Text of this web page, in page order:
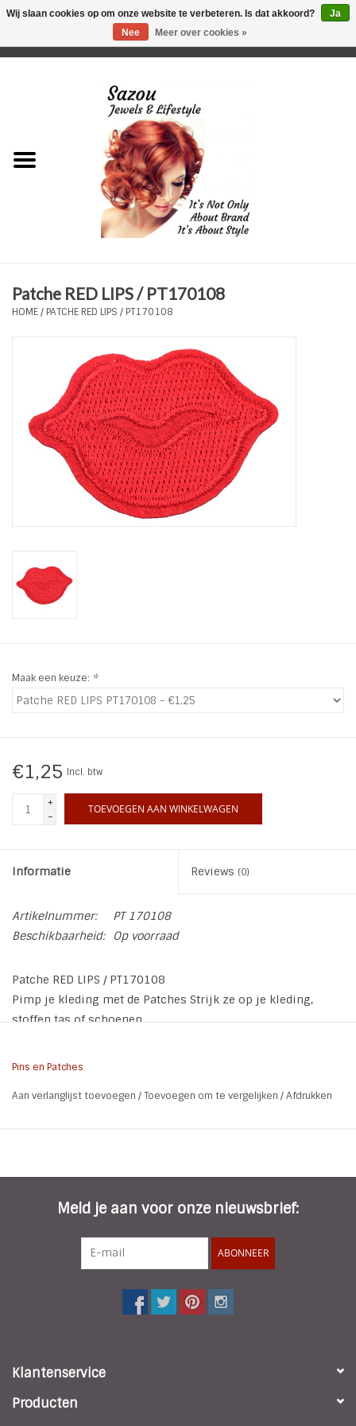
Just for Him
Plus Size Sieraden
Tassen en meer
Haaraccesoires
Zonnebrillen
ON THE BEACH
LIFESTYLE PRODUCTEN
Patche RED LIPS / PT170108
HOME/ PATCHE RED LIPS / PT170108
Maak een keuze: *
€1,25 Incl. btw
+
-
TOEVOEGEN AAN WINKELWAGEN
Informatie Reviews (0)
Artikelnummer:
PT 170108
Beschikbaarheid:
Op voorraad
Patche RED LIPS / PT170108
Pimp je kleding met de Patches Strijk ze op je kleding,
stoffen tas of schoenen.
Materiaal: Stof
Pins en Patches
Aan verlanglijst toevoegen /Toevoegen om te vergelijken /Afdrukken
Meld je aan voor onze nieuwsbrief:
ABONNEER
Klantenservice
Producten
Wij slaan cookies op om onze website te verbeteren. Is dat akkoord?
Ja
Nee
Meer over cookies »